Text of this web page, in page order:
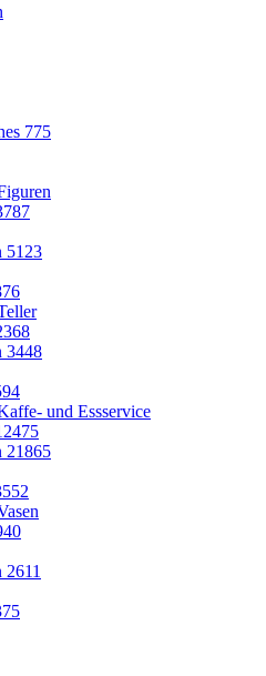
775
5123
3448
und Essservice
21865
2611